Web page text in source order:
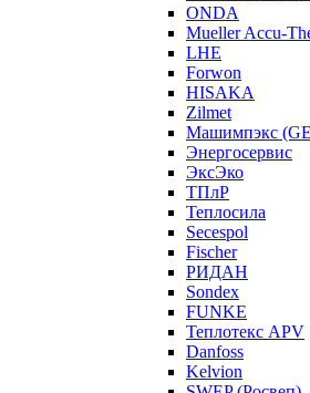
ONDA
Mueller Accu-
LHE
Forwon
HISAKA
Zilmet
Машимпэкс
Энергосервис
ЭксЭко
ТПлР
Теплосила
Secespol
Fischer
РИДАН
Sondex
FUNKE
Теплотекс APV
Danfoss
Kelvion